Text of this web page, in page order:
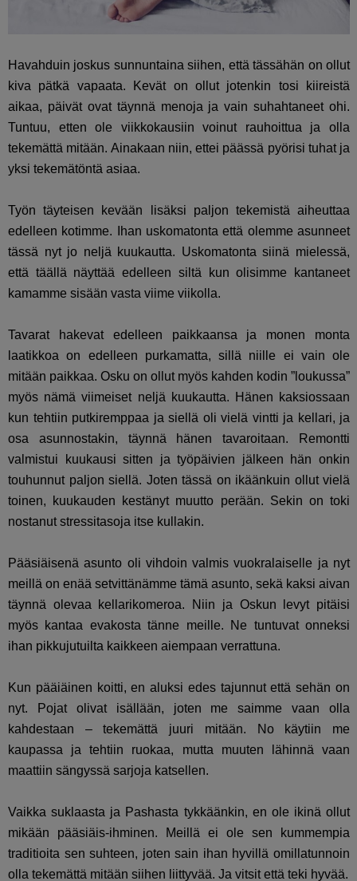
Havahduin joskus sunnuntaina siihen, että tässähän on ollut
kiva pätkä vapaata. Kevät on ollut jotenkin tosi kiireistä
aikaa, päivät ovat täynnä menoja ja vain suhahtaneet ohi.
Tuntuu, etten ole viikkokausiin voinut rauhoittua ja olla
tekemättä mitään. Ainakaan niin, ettei päässä pyörisi tuhat ja
yksi tekemätöntä asiaa.
Työn täyteisen kevään lisäksi paljon tekemistä aiheuttaa
edelleen kotimme. Ihan uskomatonta että olemme asunneet
tässä nyt jo neljä kuukautta. Uskomatonta siinä mielessä,
että täällä näyttää edelleen siltä kun olisimme kantaneet
kamamme sisään vasta viime viikolla.
Tavarat hakevat edelleen paikkaansa ja monen monta
laatikkoa on edelleen purkamatta, sillä niille ei vain ole
mitään paikkaa. Osku on ollut myös kahden kodin ”loukussa”
myös nämä viimeiset neljä kuukautta. Hänen kaksiossaan
kun tehtiin putkiremppaa ja siellä oli vielä vintti ja kellari, ja
osa asunnostakin, täynnä hänen tavaroitaan. Remontti
valmistui kuukausi sitten ja työpäivien jälkeen hän onkin
touhunnut paljon siellä. Joten tässä on ikäänkuin ollut vielä
toinen, kuukauden kestänyt muutto perään. Sekin on toki
nostanut stressitasoja itse kullakin.
Pääsiäisenä asunto oli vihdoin valmis vuokralaiselle ja nyt
meillä on enää setvittänämme tämä asunto, sekä kaksi aivan
täynnä olevaa kellarikomeroa. Niin ja Oskun levyt pitäisi
myös kantaa evakosta tänne meille. Ne tuntuvat onneksi
ihan pikkujutuilta kaikkeen aiempaan verrattuna.
Kun pääiäinen koitti, en aluksi edes tajunnut että sehän on
nyt. Pojat olivat isällään, joten me saimme vaan olla
kahdestaan – tekemättä juuri mitään. No käytiin me
kaupassa ja tehtiin ruokaa, mutta muuten lähinnä vaan
maattiin sängyssä sarjoja katsellen.
Vaikka suklaasta ja Pashasta tykkäänkin, en ole ikinä ollut
mikään pääsiäis-ihminen. Meillä ei ole sen kummempia
traditioita sen suhteen, joten sain ihan hyvillä omillatunnoin
olla tekemättä mitään siihen liittyvää. Ja vitsit että teki hyvää.